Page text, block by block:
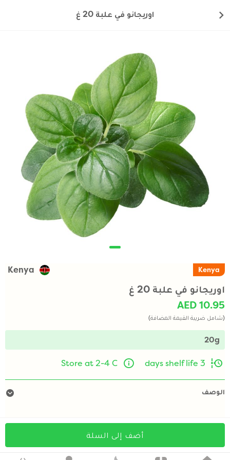
اوريجانو في علبة 20 غ
Kenya
Kenya
اوريجانو في علبة 20 غ
AED 10.95
(شامل ضريبة القيمة المضافة)
20g
3 days shelf life
Store at 2-4 C
الوصف
أضف إلى السلة